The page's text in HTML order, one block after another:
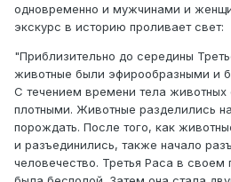
одновременно и мужчинами и
экскурс в историю проливает свет:
"Приблизительно до середины
животные были эфирообразными и
С течением времени тела животных
плотными. Животные разделились
порождать. После того, как
и разъединились, также начало
человечество. Третья Раса в своем